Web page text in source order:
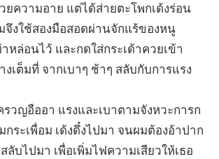
ยความอาย แต่ได้ส่ายตะโพกเด้งร่อน
จึงใช้สองมือสอดผ่านจักแร้ของหนู
หล่อนไว้ และกดใส่กระเด้าควยเข้า
เต็มที่ จากเบาๆ ช้าๆ สลับกับการแรง
รวญอืออา แรงและเบาตามจังหวะการก
กระเพื่อม เด้งดึ๋งไปมา จนผมต้องอ้าปาก
บไปมา เพื่อเพิ่มไฟความเสียวให้เธอ